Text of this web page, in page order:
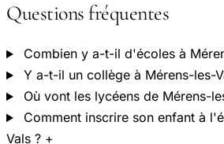
Questions fréquentes
Combien y a-t-il d'écoles à
Y a-t-il un collège à Mérens-les-
Où vont les lycéens de Mérens-
Comment inscrire son enfant à
Vals ? +